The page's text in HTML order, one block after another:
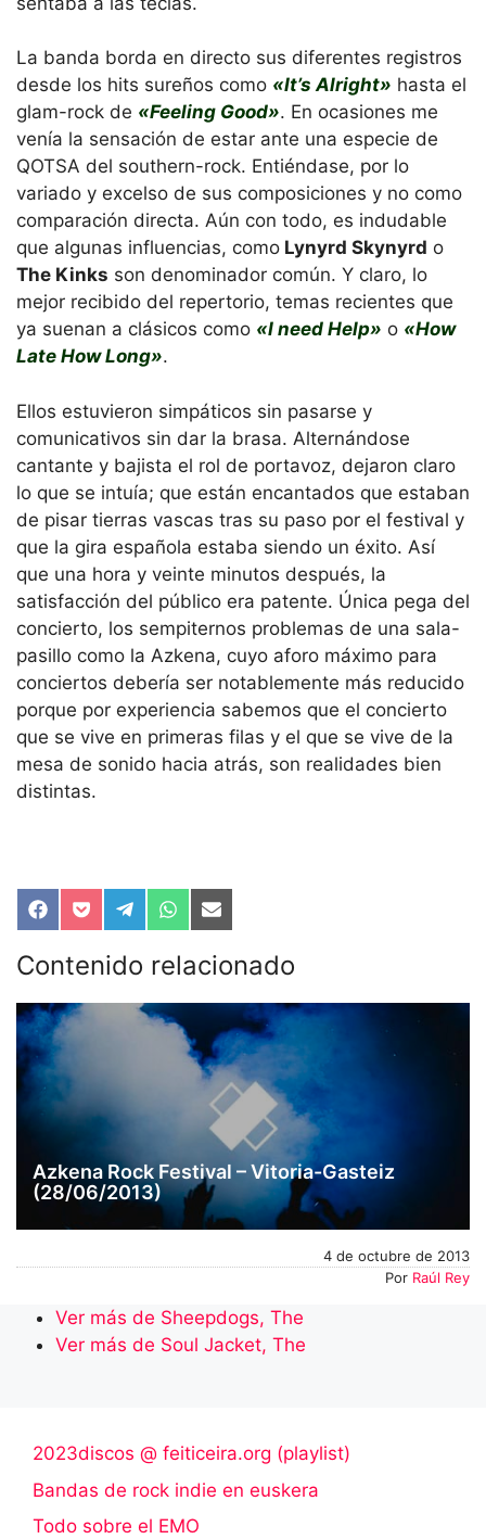
La banda borda en directo sus diferentes registros
desde los hits sureños como «It’s Alright» hasta el
glam-rock de «Feeling Good». En ocasiones me
venía la sensación de estar ante una especie de
QOTSA del southern-rock. Entiéndase, por lo
variado y excelso de sus composiciones y no como
comparación directa. Aún con todo, es indudable
que algunas influencias, como Lynyrd Skynyrd o
The Kinks son denominador común. Y claro, lo
mejor recibido del repertorio, temas recientes que
ya suenan a clásicos como «I need Help» o «How
Late How Long».
Ellos estuvieron simpáticos sin pasarse y
comunicativos sin dar la brasa. Alternándose
cantante y bajista el rol de portavoz, dejaron claro
lo que se intuía; que están encantados que estaban
de pisar tierras vascas tras su paso por el festival y
que la gira española estaba siendo un éxito. Así
que una hora y veinte minutos después, la
satisfacción del público era patente. Única pega del
concierto, los sempiternos problemas de una sala-
pasillo como la Azkena, cuyo aforo máximo para
conciertos debería ser notablemente más reducido
porque por experiencia sabemos que el concierto
que se vive en primeras filas y el que se vive de la
mesa de sonido hacia atrás, son realidades bien
distintas.
Compartir
en
Facebook
Compartir
en
Pocket
Compartir
en
Telegram
Compartir
en
WhatsApp
Compartir
en
Email
Contenido relacionado
Azkena Rock Festival – Vitoria-Gasteiz
(28/06/2013)
4 de octubre de 2013
Por Raúl Rey
Ver más de Sheepdogs, The
Ver más de Soul Jacket, The
2023discos @ feiticeira.org (playlist)
Bandas de rock indie en euskera
Todo sobre el EMO